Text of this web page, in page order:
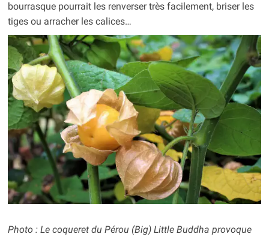
bourrasque pourrait les renverser très facilement, briser les
tiges ou arracher les calices…
Photo : Le coqueret du Pérou (Big) Little Buddha provoque